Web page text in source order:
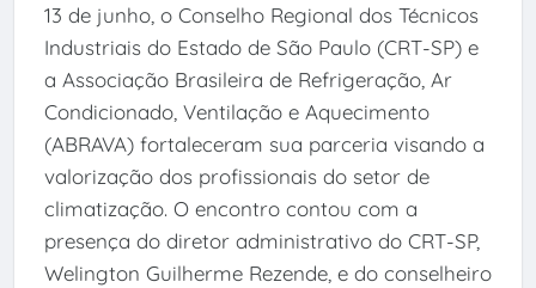
13 de junho, o Conselho Regional dos Técnicos
Industriais do Estado de São Paulo (CRT-SP) e
a Associação Brasileira de Refrigeração, Ar
Condicionado, Ventilação e Aquecimento
(ABRAVA) fortaleceram sua parceria visando a
valorização dos profissionais do setor de
climatização. O encontro contou com a
presença do diretor administrativo do CRT-SP,
Welington Guilherme Rezende, e do conselheiro